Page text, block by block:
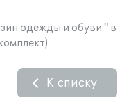
одежды и обуви " в
К списку